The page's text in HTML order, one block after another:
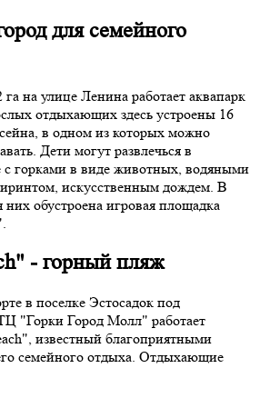
для семейного
на улице Ленина работает аквапарк
отдыхающих здесь устроены 16
в одном из которых можно
Дети могут развлечься в
с горками в виде животных, водяными
искусственным дождем. В
обустроена игровая площадка
- горный пляж
в поселке Эстосадок под
"Горки Город Молл" работает
известный благоприятными
семейного отдыха. Отдыхающие